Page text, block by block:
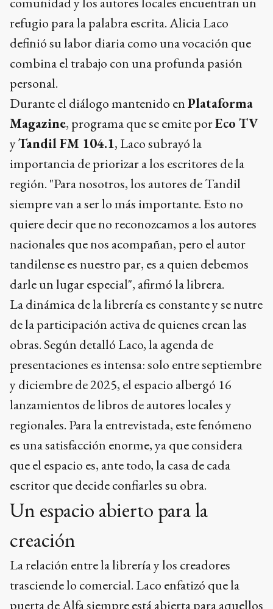
refugio para la palabra escrita. Alicia Laco
definió su labor diaria como una vocación que
combina el trabajo con una profunda pasión
personal.
Durante el diálogo mantenido enPlataforma
Magazine, programa que se emite porEco TV
yTandil FM 104.1, Laco subrayó la
importancia de priorizar a los escritores de la
región. "Para nosotros, los autores de Tandil
siempre van a ser lo más importante. Esto no
quiere decir que no reconozcamos a los autores
nacionales que nos acompañan, pero el autor
tandilense es nuestro par, es a quien debemos
darle un lugar especial", afirmó la librera.
La dinámica de la librería es constante y se nutre
de la participación activa de quienes crean las
obras. Según detalló Laco, la agenda de
presentaciones es intensa: solo entre septiembre
y diciembre de 2025, el espacio albergó 16
lanzamientos de libros de autores locales y
regionales. Para la entrevistada, este fenómeno
es una satisfacción enorme, ya que considera
que el espacio es, ante todo, la casa de cada
escritor que decide confiarles su obra.
Un espacio abierto para la
creación
La relación entre la librería y los creadores
trasciende lo comercial. Laco enfatizó que la
puerta de Alfa siempre está abierta para aquellos